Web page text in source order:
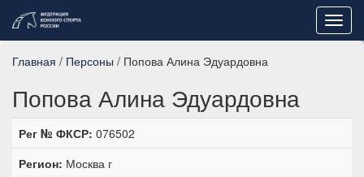
Главная / Персоны / Попова Алина Эдуардовна
Попова Алина Эдуардовна
Рег № ФКСР: 076502
Регион: Москва г